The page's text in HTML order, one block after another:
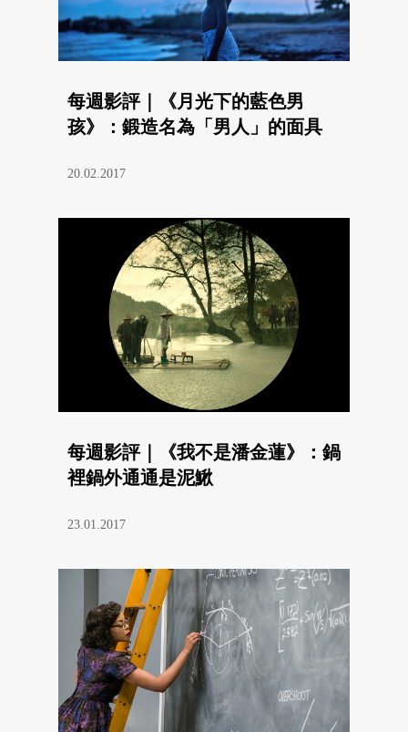
每週影評｜《月光下的藍色男
孩》：鍛造名為「男人」的面具
20.02.2017
每週影評｜《我不是潘金蓮》：鍋
裡鍋外通通是泥鰍
23.01.2017